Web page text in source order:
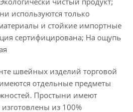
используются только
и стойкие импортные
сертифицирована; На ощупь
швейных изделий торговой
отдельные предметы
Простыни имеют
из 100%